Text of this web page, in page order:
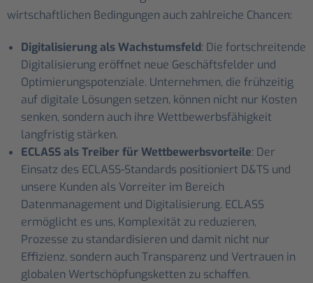
wirtschaftlichen Bedingungen auch zahlreiche Chancen:
Digitalisierung als Wachstumsfeld: Die fortschreitende
Digitalisierung eröffnet neue Geschäftsfelder und
Optimierungspotenziale. Unternehmen, die frühzeitig
auf digitale Lösungen setzen, können nicht nur Kosten
senken, sondern auch ihre Wettbewerbsfähigkeit
langfristig stärken.
ECLASS als Treiber für Wettbewerbsvorteile: Der
Einsatz des ECLASS-Standards positioniert D&TS und
unsere Kunden als Vorreiter im Bereich
Datenmanagement und Digitalisierung. ECLASS
ermöglicht es uns, Komplexität zu reduzieren,
Prozesse zu standardisieren und damit nicht nur
Effizienz, sondern auch Transparenz und Vertrauen in
globalen Wertschöpfungsketten zu schaffen.